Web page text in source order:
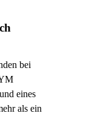
bei
eines
als ein